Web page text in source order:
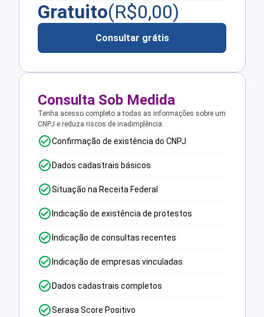
Gratuito(R$0,00)
Consultar grátis
Consulta Sob Medida
Tenha acesso completo a todas as informações sobre um
CNPJ e reduza riscos de inadimplência.
Confirmação de existência do CNPJ
Dados cadastrais básicos
Situação na Receita Federal
Indicação de existência de protestos
Indicação de consultas recentes
Indicação de empresas vinculadas
Dados cadastrais completos
Serasa Score Positivo